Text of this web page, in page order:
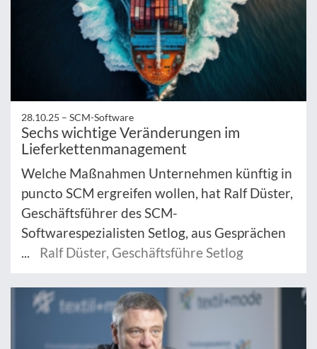
28.10.25 – SCM-Software
Sechs wichtige Veränderungen im
Lieferkettenmanagement
Welche Maßnahmen Unternehmen künftig in
puncto SCM ergreifen wollen, hat Ralf Düster,
Geschäftsführer des SCM-
Softwarespezialisten Setlog, aus Gesprächen
...
Ralf Düster, Geschäftsführe Setlog